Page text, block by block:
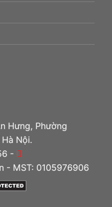
Hưng, Phường
Nội.
-
- MST: 0105976906